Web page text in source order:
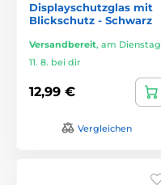
Displayschutzglas mit
Blickschutz - Schwarz
Versandbereit, am Dienstag
11. 8. bei dir
12,99 €
Vergleichen